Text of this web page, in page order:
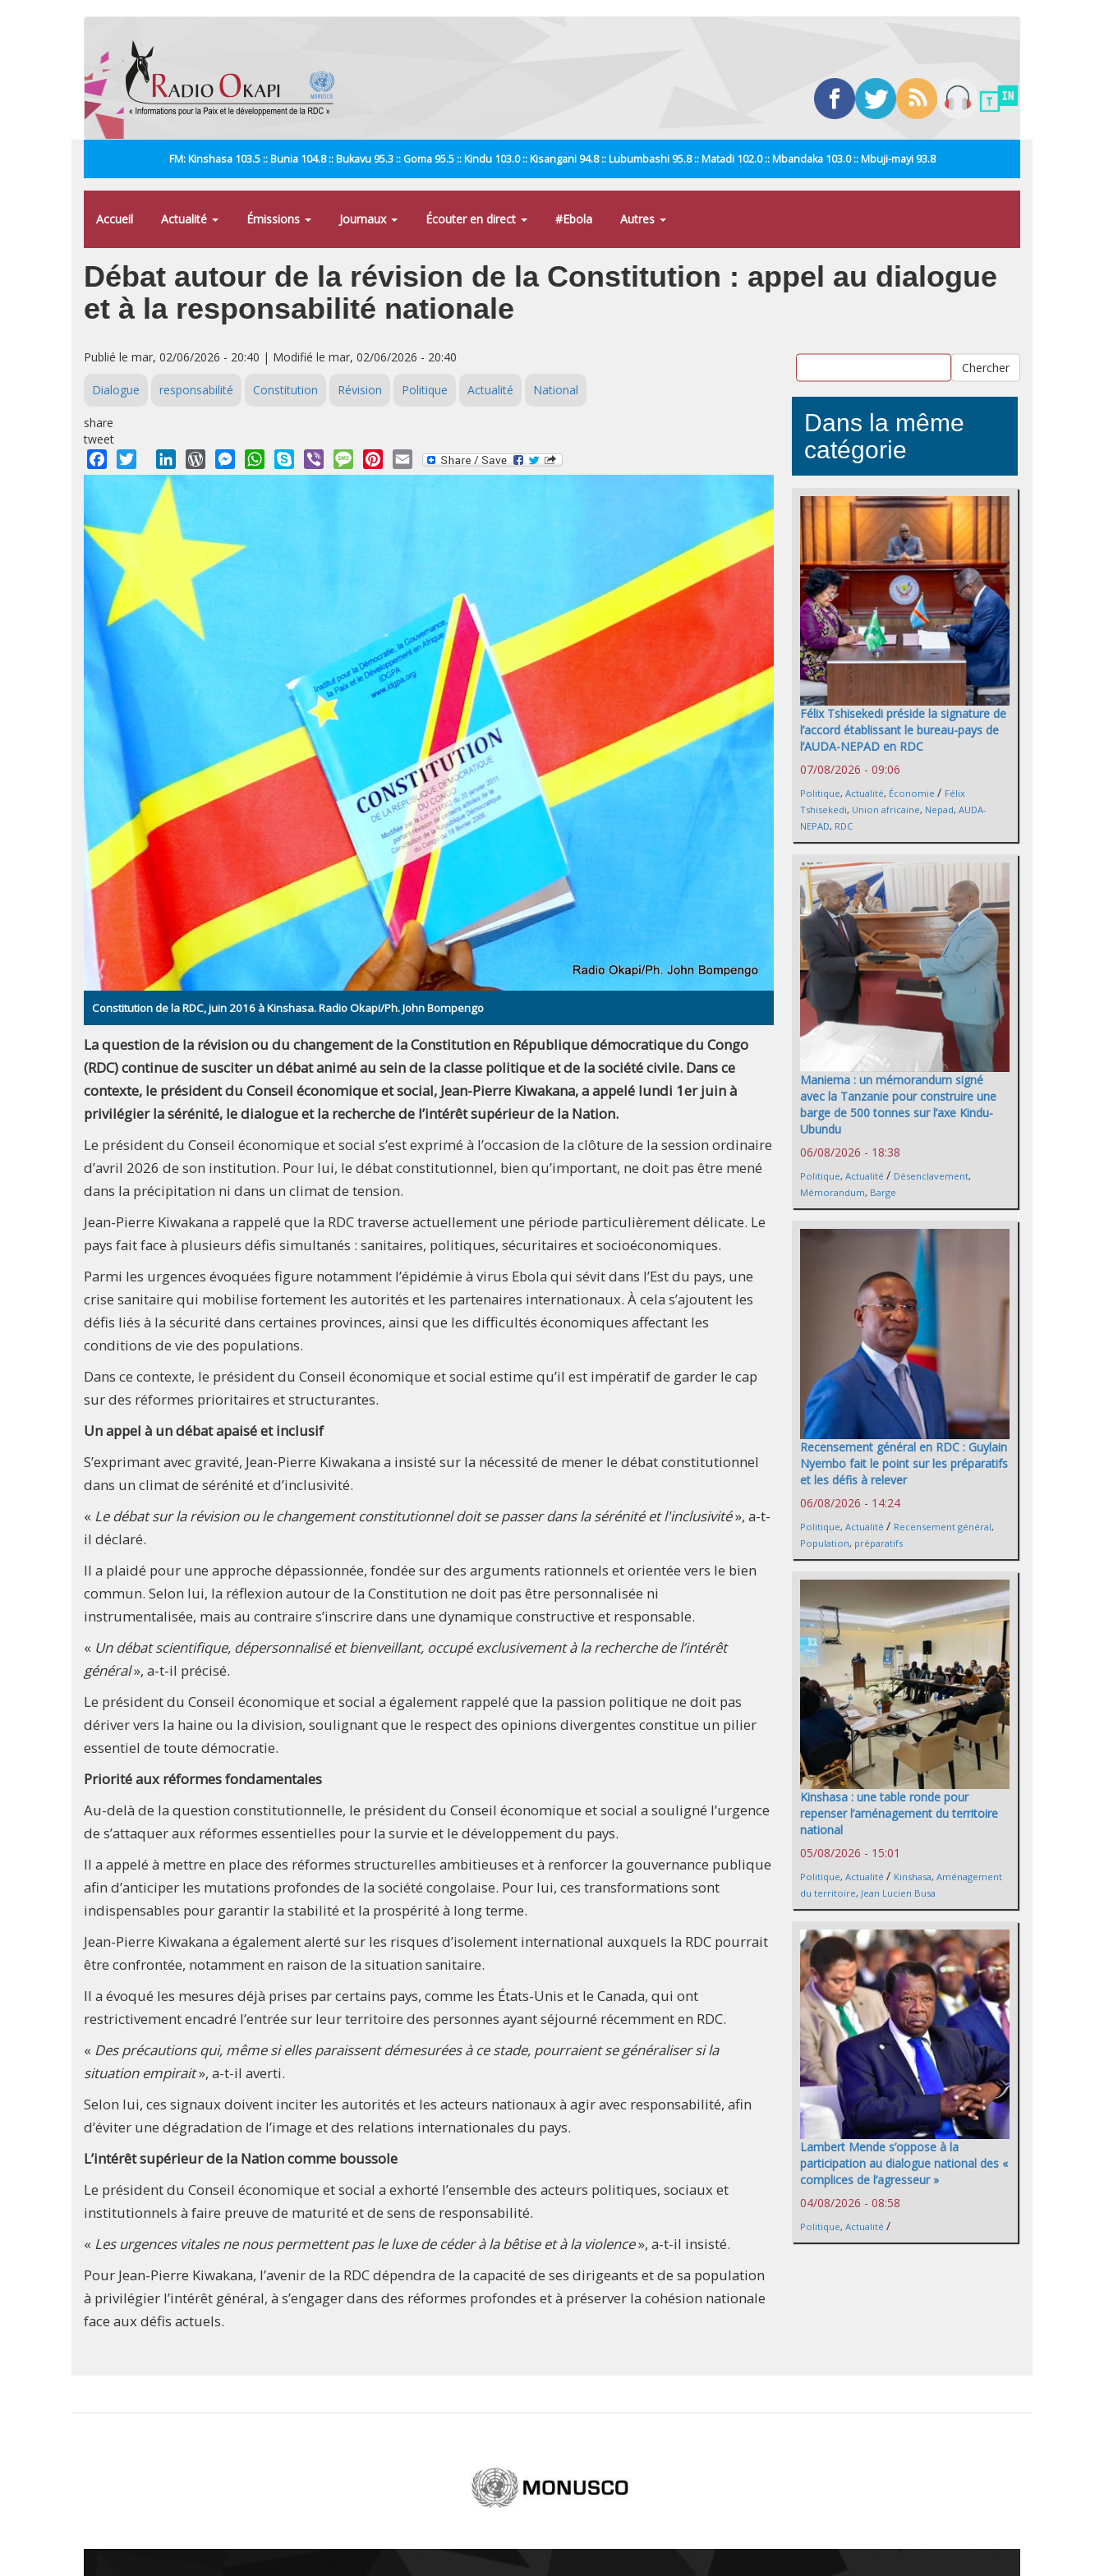
FM: Kinshasa 103.5 :: Bunia 104.8 :: Bukavu 95.3 :: Goma 95.5 :: Kindu 103.0 :: Kisangani 94.8 :: Lubumbashi 95.8 :: Matadi 102.0 :: Mbandaka 103.0 :: Mbuji-mayi 93.8
Accueil Actualité Émissions Journaux Écouter en direct #Ebola Autres
Débat autour de la révision de la Constitution : appel au dialogue
et à la responsabilité nationale
Publié le mar, 02/06/2026 - 20:40 | Modifié le mar, 02/06/2026 - 20:40
Dialogue responsabilité Constitution Révision Politique Actualité National
share
tweet
Facebook
Twitter LinkedInWordPressMessengerWhatsApp
Skype Viber MessagePinterest
Email
Constitution de la RDC, juin 2016 à Kinshasa. Radio Okapi/Ph. John Bompengo
La question de la révision ou du changement de la Constitution en République démocratique du Congo
(RDC) continue de susciter un débat animé au sein de la classe politique et de la société civile. Dans ce
contexte, le président du Conseil économique et social, Jean-Pierre Kiwakana, a appelé lundi 1er juin à
privilégier la sérénité, le dialogue et la recherche de l’intérêt supérieur de la Nation.
Le président du Conseil économique et social s’est exprimé à l’occasion de la clôture de la session ordinaire
d’avril 2026 de son institution. Pour lui, le débat constitutionnel, bien qu’important, ne doit pas être mené
dans la précipitation ni dans un climat de tension.
Jean-Pierre Kiwakana a rappelé que la RDC traverse actuellement une période particulièrement délicate. Le
pays fait face à plusieurs défis simultanés : sanitaires, politiques, sécuritaires et socioéconomiques.
Parmi les urgences évoquées figure notamment l’épidémie à virus Ebola qui sévit dans l’Est du pays, une
crise sanitaire qui mobilise fortement les autorités et les partenaires internationaux. À cela s’ajoutent les
défis liés à la sécurité dans certaines provinces, ainsi que les difficultés économiques affectant les
conditions de vie des populations.
Dans ce contexte, le président du Conseil économique et social estime qu’il est impératif de garder le cap
sur des réformes prioritaires et structurantes.
Un appel à un débat apaisé et inclusif
S’exprimant avec gravité, Jean-Pierre Kiwakana a insisté sur la nécessité de mener le débat constitutionnel
dans un climat de sérénité et d’inclusivité.
« Le débat sur la révision ou le changement constitutionnel doit se passer dans la sérénité et l'inclusivité», a-t-
il déclaré.
Il a plaidé pour une approche dépassionnée, fondée sur des arguments rationnels et orientée vers le bien
commun. Selon lui, la réflexion autour de la Constitution ne doit pas être personnalisée ni
instrumentalisée, mais au contraire s’inscrire dans une dynamique constructive et responsable.
« Un débat scientifique, dépersonnalisé et bienveillant, occupé exclusivement à la recherche de l’intérêt
général», a-t-il précisé.
Le président du Conseil économique et social a également rappelé que la passion politique ne doit pas
dériver vers la haine ou la division, soulignant que le respect des opinions divergentes constitue un pilier
essentiel de toute démocratie.
Priorité aux réformes fondamentales
Au-delà de la question constitutionnelle, le président du Conseil économique et social a souligné l’urgence
de s’attaquer aux réformes essentielles pour la survie et le développement du pays.
Il a appelé à mettre en place des réformes structurelles ambitieuses et à renforcer la gouvernance publique
afin d’anticiper les mutations profondes de la société congolaise. Pour lui, ces transformations sont
indispensables pour garantir la stabilité et la prospérité à long terme.
Jean-Pierre Kiwakana a également alerté sur les risques d’isolement international auxquels la RDC pourrait
être confrontée, notamment en raison de la situation sanitaire.
Il a évoqué les mesures déjà prises par certains pays, comme les États-Unis et le Canada, qui ont
restrictivement encadré l’entrée sur leur territoire des personnes ayant séjourné récemment en RDC.
« Des précautions qui, même si elles paraissent démesurées à ce stade, pourraient se généraliser si la
situation empirait», a-t-il averti.
Selon lui, ces signaux doivent inciter les autorités et les acteurs nationaux à agir avec responsabilité, afin
d’éviter une dégradation de l’image et des relations internationales du pays.
L’intérêt supérieur de la Nation comme boussole
Le président du Conseil économique et social a exhorté l’ensemble des acteurs politiques, sociaux et
institutionnels à faire preuve de maturité et de sens de responsabilité.
« Les urgences vitales ne nous permettent pas le luxe de céder à la bêtise et à la violence», a-t-il insisté.
Pour Jean-Pierre Kiwakana, l’avenir de la RDC dépendra de la capacité de ses dirigeants et de sa population
à privilégier l’intérêt général, à s’engager dans des réformes profondes et à préserver la cohésion nationale
face aux défis actuels.
Chercher
Dans la même
catégorie
Félix Tshisekedi préside la signature de
l’accord établissant le bureau-pays de
l’AUDA-NEPAD en RDC
07/08/2026 - 09:06
Politique, Actualité, Économie / Félix
Tshisekedi, Union africaine, Nepad, AUDA-
NEPAD, RDC
Maniema : un mémorandum signé
avec la Tanzanie pour construire une
barge de 500 tonnes sur l’axe Kindu-
Ubundu
06/08/2026 - 18:38
Politique, Actualité / Désenclavement,
Mémorandum, Barge
Recensement général en RDC : Guylain
Nyembo fait le point sur les préparatifs
et les défis à relever
06/08/2026 - 14:24
Politique, Actualité / Recensement général,
Population, préparatifs
Kinshasa : une table ronde pour
repenser l’aménagement du territoire
national
05/08/2026 - 15:01
Politique, Actualité / Kinshasa, Aménagement
du territoire, Jean Lucien Busa
Lambert Mende s’oppose à la
participation au dialogue national des «
complices de l’agresseur »
04/08/2026 - 08:58
Politique, Actualité /